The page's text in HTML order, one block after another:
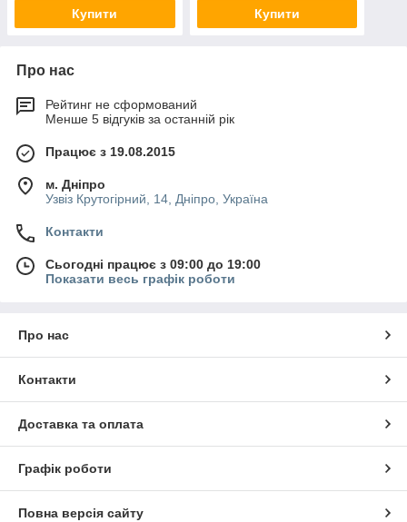
Купити Купити
Про нас
Рейтинг не сформований
Менше 5 відгуків за останній рік
Працює з 19.08.2015
м. Дніпро
Узвіз Крутогірний, 14, Дніпро, Україна
Контакти
Сьогодні працює з 09:00 до 19:00
Показати весь графік роботи
Про нас
Контакти
Доставка та оплата
Графік роботи
Повна версія сайту